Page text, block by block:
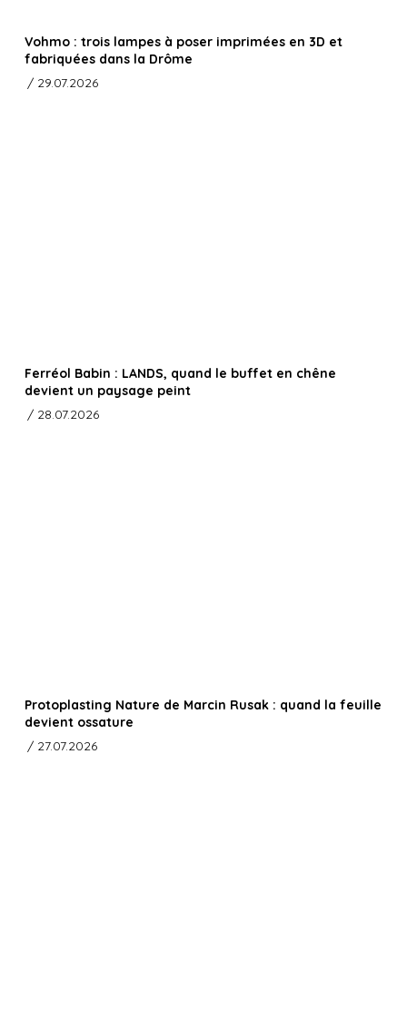
Vohmo : trois lampes à poser imprimées en 3D et
fabriquées dans la Drôme
/ 29.07.2026
Ferréol Babin : LANDS, quand le buffet en chêne
devient un paysage peint
/ 28.07.2026
Protoplasting Nature de Marcin Rusak : quand la feuille
devient ossature
/ 27.07.2026